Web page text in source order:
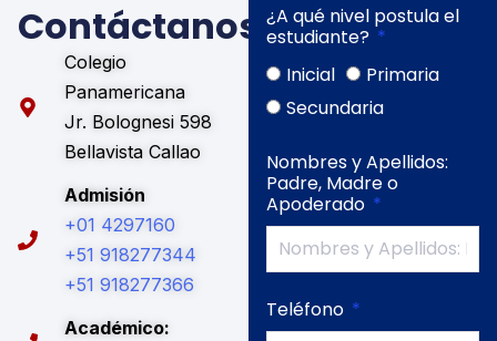
Contáctanos
Colegio
Panamericana
Jr. Bolognesi 598
Bellavista Callao
Admisión
+01 4297160
+51 918277344
+51 918277366
Académico:
¿A qué nivel postula el
estudiante?
Inicial
Primaria
Secundaria
Nombres y Apellidos:
Padre, Madre o
Apoderado
Teléfono